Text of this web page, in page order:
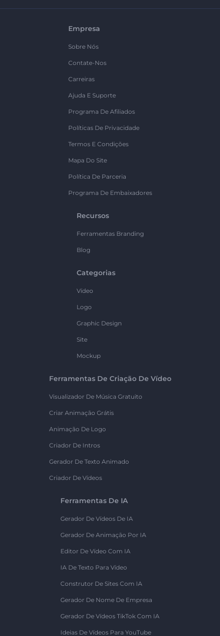
Empresa
Sobre Nós
Contate-Nos
Carreiras
Ajuda E Suporte
Programa De Afiliados
Políticas De Privacidade
Termos E Condições
Mapa Do Site
Política De Parceria
Programa De Embaixadores
Recursos
Ferramentas Branding
Blog
Categorias
Vídeo
Logo
Graphic Design
Site
Mockup
Ferramentas De Criação De Vídeo
Visualizador De Música Gratuito
Criar Animação Grátis
Animação De Logo
Criador De Intros
Gerador De Texto Animado
Criador De Vídeos
Ferramentas De IA
Gerador De Vídeos De IA
Gerador De Animação Por IA
Editor De Vídeo Com IA
IA De Texto Para Vídeo
Construtor De Sites Com IA
Gerador De Nome De Empresa
Gerador De Vídeos TikTok Com IA
Ideias De Vídeos Para YouTube